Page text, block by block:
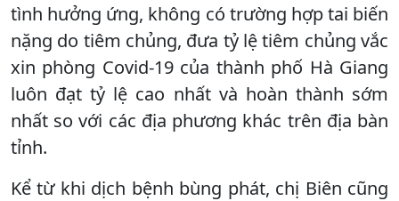
tình hưởng ứng, không có trường hợp tai biến
nặng do tiêm chủng, đưa tỷ lệ tiêm chủng vắc
xin phòng Covid-19 của thành phố Hà Giang
luôn đạt tỷ lệ cao nhất và hoàn thành sớm
nhất so với các địa phương khác trên địa bàn
tỉnh.
Kể từ khi dịch bệnh bùng phát, chị Biên cũng